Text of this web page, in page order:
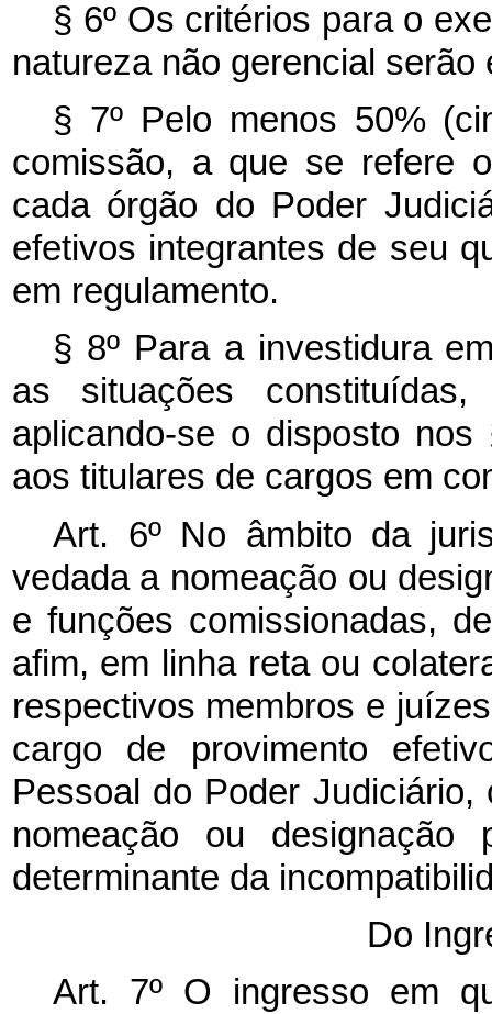
§ 6º Os critérios para o
natureza não gerencial
§ 7º Pelo menos 50%
comissão, a que se refere
cada órgão do Poder
efetivos integrantes de seu
em regulamento.
§ 8º Para a investidura
as situações
aplicando-se o disposto
aos titulares de cargos em
Art. 6º No âmbito da
vedada a nomeação ou
e funções comissionadas,
afim, em linha reta ou
respectivos membros e
cargo de provimento
Pessoal do Poder
nomeação ou designação
determinante da
Do
Art. 7º O ingresso em